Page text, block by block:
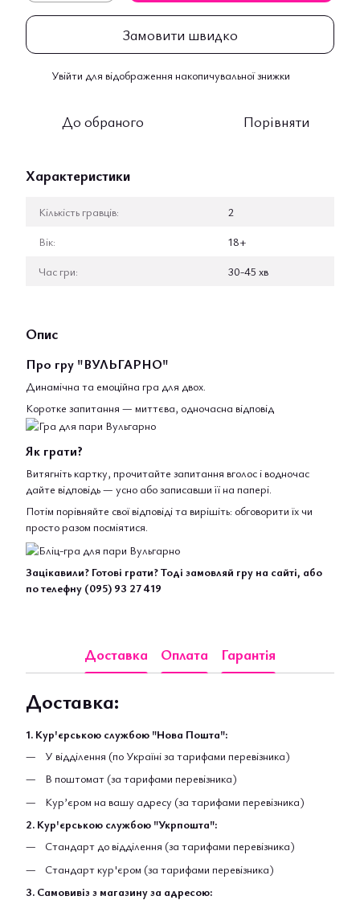
Замовити швидко
Увійти для відображення накопичувальної знижки
До обраного Порівняти
Характеристики
Кількість гравців:
2
Вік:
18+
Час гри:
30-45 хв
Опис
Про гру "ВУЛЬГАРНО"
Динамічна та емоційна гра для двох.
Коротке запитання — миттєва, одночасна відповід
Як грати?
Витягніть картку, прочитайте запитання вголос і водночас
дайте відповідь — усно або записавши її на папері.
Потім порівняйте свої відповіді та вирішіть: обговорити їх чи
просто разом посміятися.
Зацікавили? Готові грати? Тоді замовляй гру на сайті, або
по телефну (095) 93 27 419
Доставка Оплата Гарантія
Доставка:
1. Кур'єрською службою "Нова Пошта":
У відділення (по Україні за тарифами перевізника)
В поштомат (за тарифами перевізника)
Кур’єром на вашу адресу (за тарифами перевізника)
2. Кур'єрською службою "Укрпошта":
Стандарт до відділення (за тарифами перевізника)
Стандарт кур'єром (за тарифами перевізника)
3. Самовивіз з магазину за адресою: